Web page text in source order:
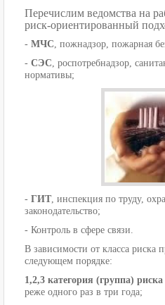
Перечислим ведомства на
риск-ориентированный
- МЧС , пожнадзор, пожарная
- СЭС , роспотребнадзор,
нормативы;
- ГИТ, инспекция по труду,
законодательство;
- Контроль в сфере связи.
В зависимости от класса риска
следующем порядке:
1,2,3 категория (группа) риска
реже одного раз в три года;